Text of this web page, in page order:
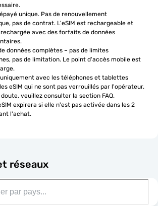
unique. Pas de renouvellement
pas de contrat. L'eSIM est rechargeable et
avec des forfaits de données
données complètes – pas de limites
pas de limitation. Le point d'accès mobile est
avec les téléphones et tablettes
eSIM qui ne sont pas verrouillés par l'opérateur.
doute, veuillez consulter la section FAQ.
expirera si elle n'est pas activée dans les 2
l'achat.
réseaux